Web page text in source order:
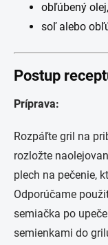
obľúbený
soľ alebo
Postup
Príprava:
Rozpáľte gril na
rozložte
plech na pečenie,
Odporúčame
semiačka po
semienkami do